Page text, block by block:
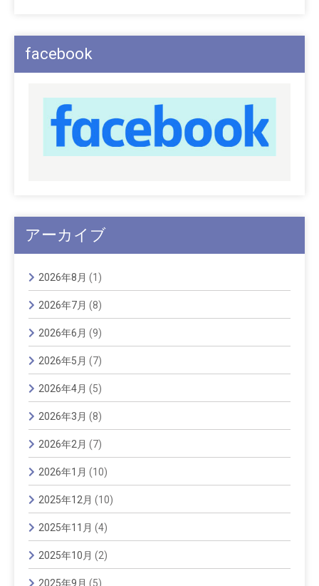
facebook
アーカイブ
2026年8月 (1)
2026年7月 (8)
2026年6月 (9)
2026年5月 (7)
2026年4月 (5)
2026年3月 (8)
2026年2月 (7)
2026年1月 (10)
2025年12月 (10)
2025年11月 (4)
2025年10月 (2)
2025年9月 (5)